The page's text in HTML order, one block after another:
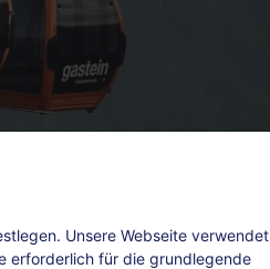
Unsere Webseite verwendet
erforderlich für die grundlegende